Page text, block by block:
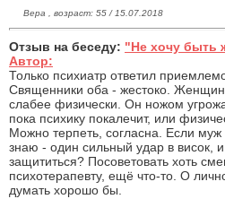
Вера , возраст: 55 / 15.07.2018
Отзыв на беседу: "Не хочу быть
Автор:
Только психиатр ответил
Священники оба - жестоко.
слабее физически. Он ножом
пока психику покалечит, или
Можно терпеть, согласна. Если
знаю - один сильный удар в висок,
защититься? Посоветовать хоть
психотерапевту, ещё что-то. О
думать хорошо бы.